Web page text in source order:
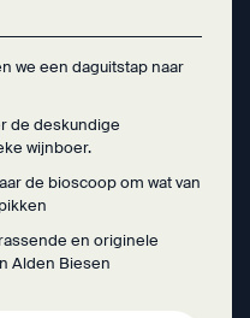
we een daguitstap naar
de deskundige
wijnboer.
de bioscoop om wat van
en originele
Alden Biesen